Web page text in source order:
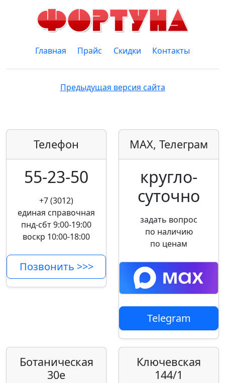
Главная Прайс Скидки Контакты
Предыдущая версия сайта
Телефон
55-23-50
+7 (3012)
единая справочная
пнд-сбт 9:00-19:00
воскр 10:00-18:00
Позвонить >>>
MAX, Телеграм
кругло­
суточно
задать вопрос
по наличию
по ценам
Telegram
Ботаническая
30е
Ключевская
144/1